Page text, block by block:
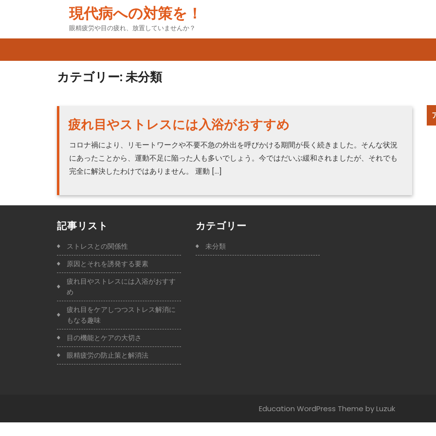
現代病への対策を！
眼精疲労や目の疲れ、放置していませんか？
カテゴリー: 未分類
疲れ目やストレスには入浴がおすすめ
コロナ禍により、リモートワークや不要不急の外出を呼びかける期間が長く続きました。そんな状況
にあったことから、運動不足に陥った人も多いでしょう。今ではだいぶ緩和されましたが、それでも
完全に解決したわけではありません。 運動 […]
記事リスト
ストレスとの関係性
原因とそれを誘発する要素
疲れ目やストレスには入浴がおすす
め
疲れ目をケアしつつストレス解消に
もなる趣味
目の機能とケアの大切さ
眼精疲労の防止策と解消法
カテゴリー
未分類
Education WordPress Theme by Luzuk